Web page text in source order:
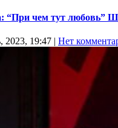
“При чем тут любовь”
2023, 19:47 | Нет